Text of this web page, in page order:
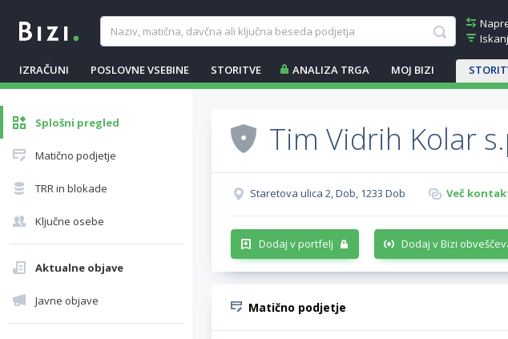
IZRAČUNI POSLOVNE VSEBINE STORITVE ANALIZA TRGA MOJ BIZI
Splošni pregled
Matično podjetje
TRR in blokade
Ključne osebe
Aktualne objave
Javne objave
Tim Vidrih Kolar
Staretova ulica 2, Dob, 1233 Dob Več
Dodaj v portfelj Dodaj v Bizi
Matično podjetje